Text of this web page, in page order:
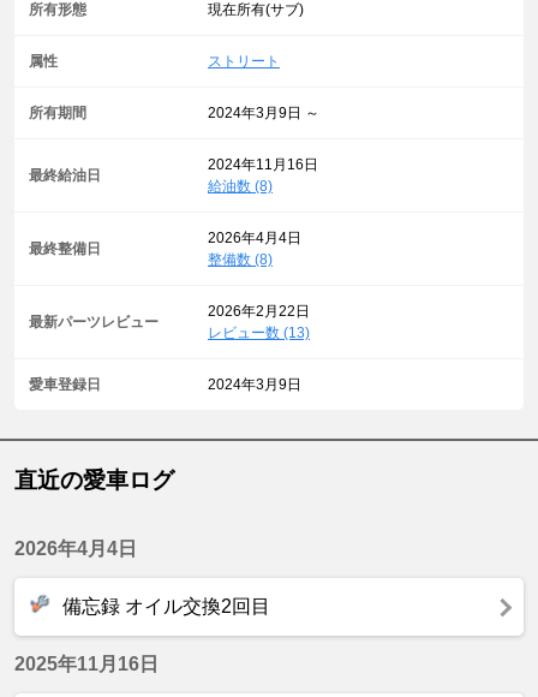
所有形態 現在所有(サブ)
属性 ストリート
所有期間 2024年3月9日 ～
最終給油日
2024年11月16日
給油数 (8)
最終整備日
2026年4月4日
整備数 (8)
最新パーツレビュー
2026年2月22日
レビュー数 (13)
愛車登録日 2024年3月9日
直近の愛車ログ
2026年4月4日
備忘録 オイル交換2回目
2025年11月16日